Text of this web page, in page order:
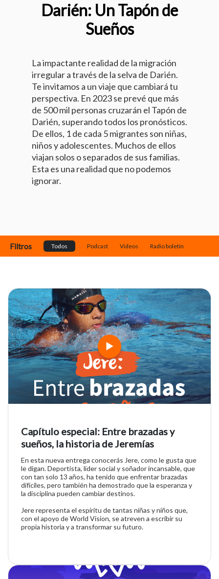
Darién: Un Tapón de
Sueños
La impactante realidad de la migración
irregular a través de la selva de Darién.
Te invitamos a un viaje que cambiará tu
perspectiva. En 2023 se prevé que más
de 500 mil personas cruzarán el Tapón de
Darién, superando todos los pronósticos.
De ellos, 1 de cada 5 migrantes son niñas,
niños y adolescentes. Muchos de ellos
viajan solos o separados de sus familias.
Esta es una realidad que no podemos
ignorar.
Filtros Todos Podcast Videos Radio boletín
Capítulo especial: Entre brazadas y
sueños, la historia de Jeremías
En esta nueva entrega conocerás Jere, como le gusta que
le digan. Deportista, líder social y soñador incansable, que
con tan solo 13 años, ha tenido que enfrentar brazadas
difíciles, pero también ha demostrado que la esperanza y
la disciplina pueden cambiar destinos.
Jere representa el espíritu de tantas niñas y niños que,
con el apoyo de World Vision, se atreven a escribir su
propia historia y a transformar su futuro.